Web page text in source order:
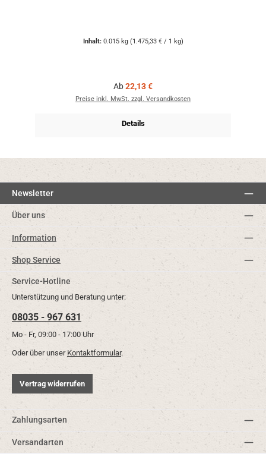
Inhalt: 0.015 kg (1.475,33 € / 1 kg)
Regulärer Preis:
Ab22,13 €
Preise inkl. MwSt. zzgl. Versandkosten
Details
Newsletter
Über uns
Information
Shop Service
Service-Hotline
Unterstützung und Beratung unter:
08035 - 967 631
Mo - Fr, 09:00 - 17:00 Uhr
Oder über unser Kontaktformular.
Vertrag widerrufen
Zahlungsarten
Versandarten